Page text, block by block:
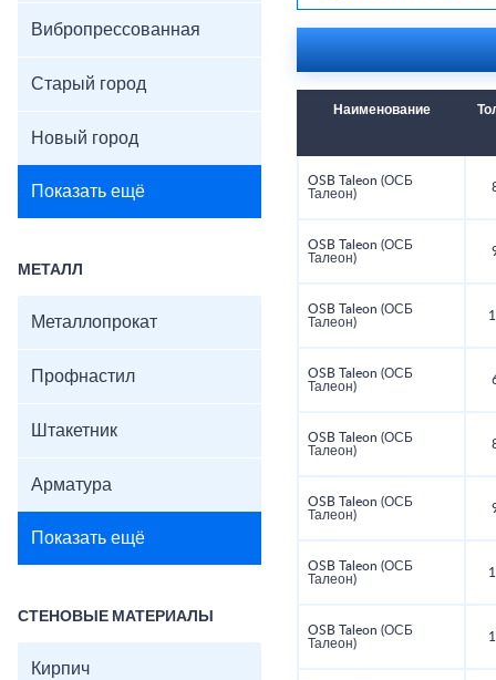
Вибропрессованная
Старый город
Новый город
Показать ещё
МЕТАЛЛ
Металлопрокат
Профнастил
Штакетник
Арматура
Показать ещё
СТЕНОВЫЕ МАТЕРИАЛЫ
Кирпич
Наименование
OSB Taleon (ОСБ
Талеон)
OSB Taleon (ОСБ
Талеон)
OSB Taleon (ОСБ
Талеон)
OSB Taleon (ОСБ
Талеон)
OSB Taleon (ОСБ
Талеон)
OSB Taleon (ОСБ
Талеон)
OSB Taleon (ОСБ
Талеон)
OSB Taleon (ОСБ
Талеон)